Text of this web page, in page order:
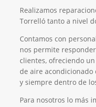
Realizamos
Torrelló tanto a nivel
Contamos con
nos permite
clientes, ofreciendo
de aire acondicionado
y siempre dentro de
Para nosotros lo más